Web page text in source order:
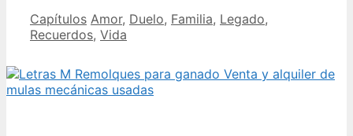
capítulo
de
querida
madre
en
Categories
Capítulos Tags
Amor, Duelo, Familia, Legado,
Recuerdos, Vida